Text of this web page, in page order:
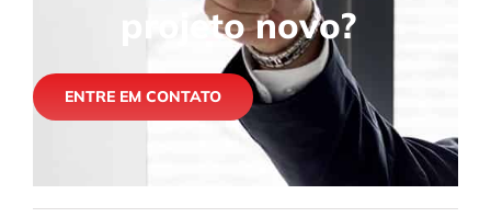
projeto novo?
ENTRE EM CONTATO